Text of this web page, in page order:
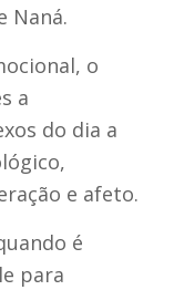
Naná.
o
a
do dia a
e afeto.
é
para